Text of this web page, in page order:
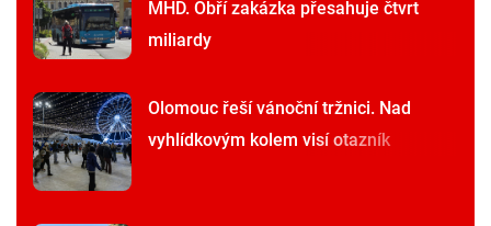
MHD. Obří zakázka přesahuje čtvrt
miliardy
Olomouc řeší vánoční tržnici. Nad
vyhlídkovým kolem visí otazník